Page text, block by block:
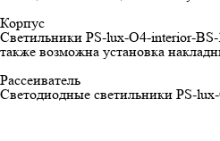
Корпус
Светильники PS-lux-O4-interior-
также возможна установка
Рассеиватель
Светодиодные светильники PS-